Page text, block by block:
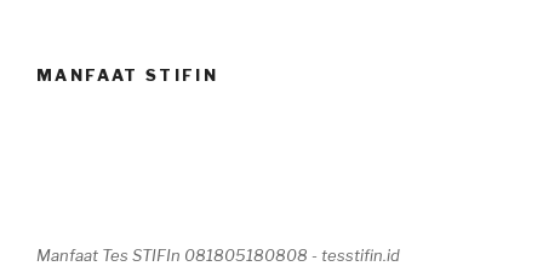
MANFAAT STIFIN
Manfaat Tes STIFIn 081805180808 - tesstifin.id